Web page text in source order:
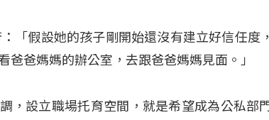
「假設她的孩子剛開始還沒有建立好信任度
爸爸媽媽的辦公室，去跟爸爸媽媽見面。」
，設立職場托育空間，就是希望成為公私部